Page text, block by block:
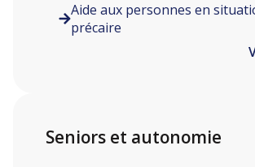
Aide aux personnes en
précaire
Seniors et autonomie